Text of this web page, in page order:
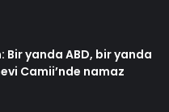
Bir yanda ABD, bir yanda
Camii’nde namaz